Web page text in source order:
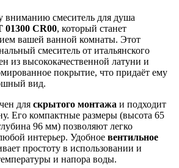
вниманию смеситель для душа
CR00, который станет
вашей ванной комнаты. Этот
смеситель от итальянского
из высококачественной латуни и
покрытие, что придаёт ему
вид.
для скрытого монтажа и подходит
Его компактные размеры (высота 65
96 мм) позволяют легко
интерьер. Удобное вентильное
простоту в использовании и
и напора воды.